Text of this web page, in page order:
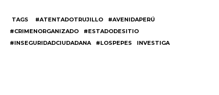
TAGS #ATENTADOTRUJILLO
#AVENIDAPERÚ
#CRIMENORGANIZADO
#ESTADODESITIO
#INSEGURIDADCIUDADANA
#LOSPEPES INVESTIGA